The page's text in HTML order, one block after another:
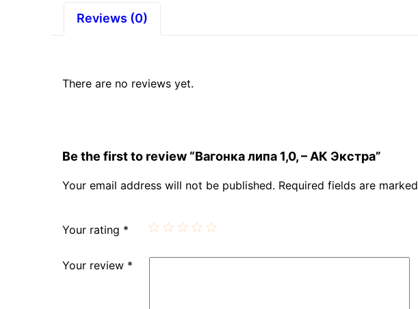
Reviews (0)
There are no reviews yet.
Be the first to review “Вагонка липа 1,0, – АК Экстра”
Your email address will not be published. Required fields are marked
Your rating *
Your review *